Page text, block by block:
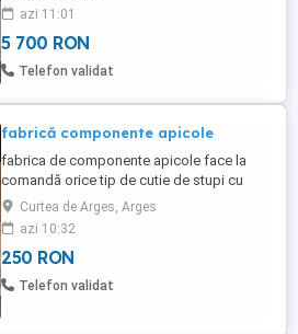
fost folosit deloc! se poate vedea in foto
si la fata locului! locatia este in comuna
Cepari judetul Arges! este inca in garantie
pana in 10 octombrie 2023! Motocultorul
azi 11:01
5 700 RON
Telefon validat
fabrică componente apicole
fabrica de componente apicole face la
comandă orice tip de cutie de stupi cu
orice configurație și multe altele... Apis
Mellifera Curtea de Argeș
Curtea de Arges, Arges
azi 10:32
250 RON
Telefon validat